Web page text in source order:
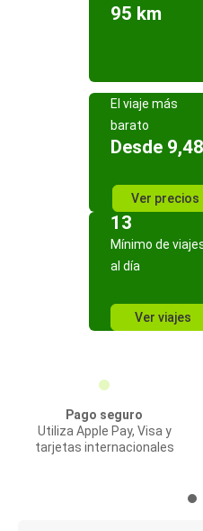
95 km
El viaje más
barato
Desde
Ver precios
13
Mínimo de
al día
Ver viajes
Pago seguro
Utiliza Apple Pay, Visa y
tarjetas internacionales